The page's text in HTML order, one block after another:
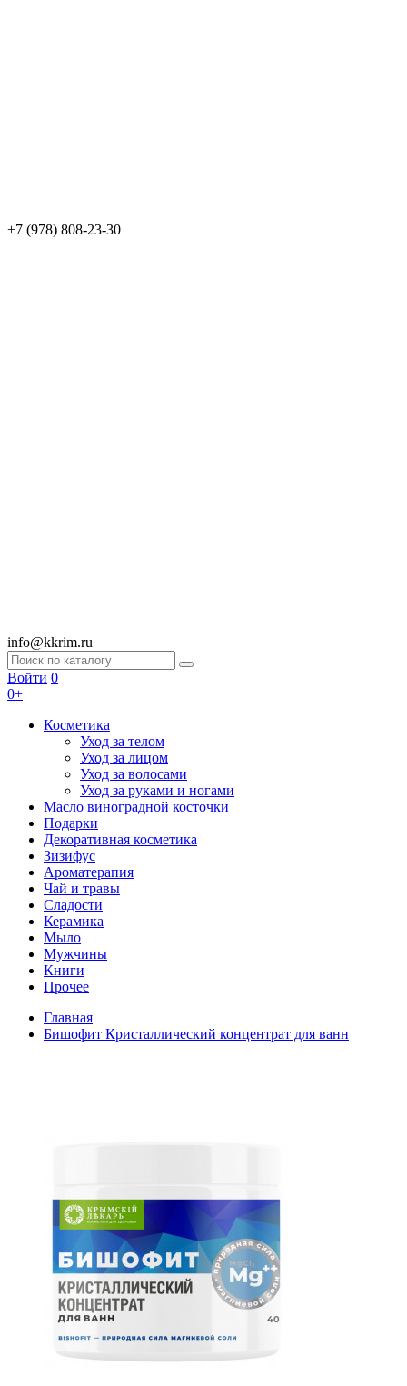
+7 (978) 808-23-30
info@kkrim.ru
Войти 0
0+
Косметика
Уход за телом
Уход за лицом
Уход за волосами
Уход за руками и ногами
Масло виноградной косточки
Подарки
Декоративная косметика
Зизифус
Ароматерапия
Чай и травы
Сладости
Керамика
Мыло
Мужчины
Книги
Прочее
Главная
Бишофит Кристаллический концентрат для ванн